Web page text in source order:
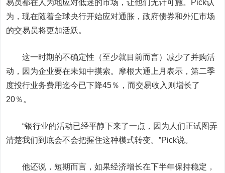
易员都在人为地应对低迷的市场，让他们无计可施。Pick认
为，现在随着全球央行开始应对通胀，政府债券和外汇市场
的交易员将更加活跃。
这一时期的不确定性（至少就目前而言）减少了并购活
动，因为企业要在未知中摸索。摩根大通上月表示，第二季
度投行业务费用迄今已下降45％，而交易收入则增长了
20％。
“银行业的活动已经平静下来了一点，因为人们正试图弄
清楚我们到底会不会把握住这种模式转变。”Pick说。
他还说，短期而言，如果经济增长在下半年保持稳定，